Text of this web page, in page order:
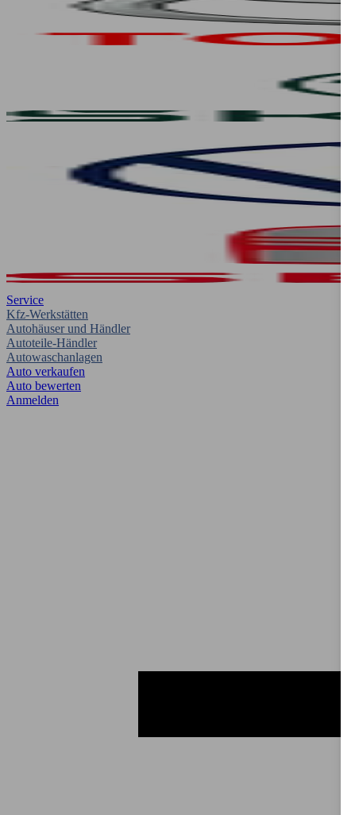
Service
Kfz-Werkstätten
Autohäuser und Händler
Autoteile-Händler
Autowaschanlagen
Auto verkaufen
Auto bewerten
Anmelden